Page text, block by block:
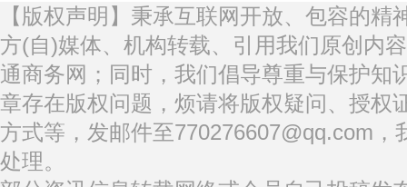
【版权声明】秉承互联网开放、包容的精
方(自)媒体、机构转载、引用我们原创内
通商务网；同时，我们倡导尊重与保护知
章存在版权问题，烦请将版权疑问、授权
方式等，发邮件至770276607@qq.com，
处理。